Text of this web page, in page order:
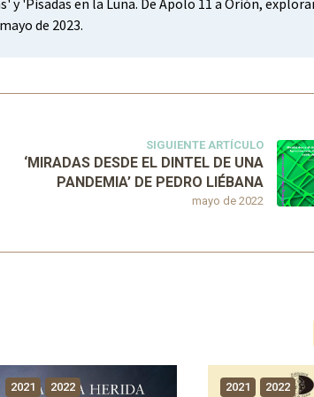
'Pisadas en la Luna. De Apolo 11 a Orión,
de 2023.
SIGUIENTE ARTÍCULO
mayo de 2022
‘MIRADAS DESDE EL DINTEL DE UNA
PANDEMIA’ DE PEDRO LIÉBANA
2021 2022 2021 2022